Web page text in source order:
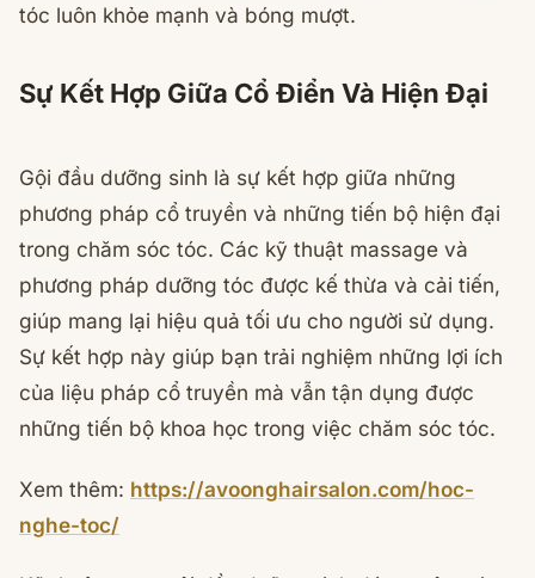
tóc luôn khỏe mạnh và bóng mượt.
Sự Kết Hợp Giữa Cổ Điển Và Hiện Đại
Gội đầu dưỡng sinh là sự kết hợp giữa những
phương pháp cổ truyền và những tiến bộ hiện đại
trong chăm sóc tóc. Các kỹ thuật massage và
phương pháp dưỡng tóc được kế thừa và cải tiến,
giúp mang lại hiệu quả tối ưu cho người sử dụng.
Sự kết hợp này giúp bạn trải nghiệm những lợi ích
của liệu pháp cổ truyền mà vẫn tận dụng được
những tiến bộ khoa học trong việc chăm sóc tóc.
Xem thêm: https://avoonghairsalon.com/hoc-
nghe-toc/